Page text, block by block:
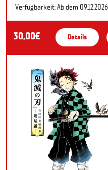
Verfügbarkeit: Ab dem 09.12.2026
30,00€ Details